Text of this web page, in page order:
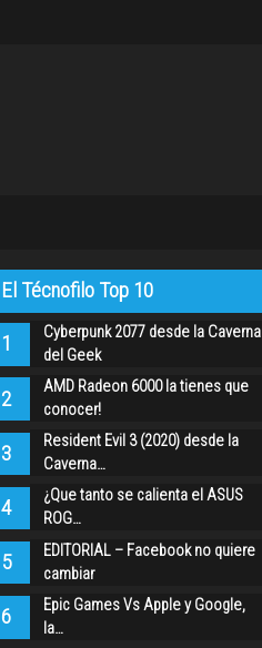
El Técnofilo Top 10
1
Cyberpunk 2077 desde la Caverna
del Geek
2
AMD Radeon 6000 la tienes que
conocer!
3
Resident Evil 3 (2020) desde la
Caverna…
4
¿Que tanto se calienta el ASUS
ROG…
5
EDITORIAL – Facebook no quiere
cambiar
6
Epic Games Vs Apple y Google,
la…